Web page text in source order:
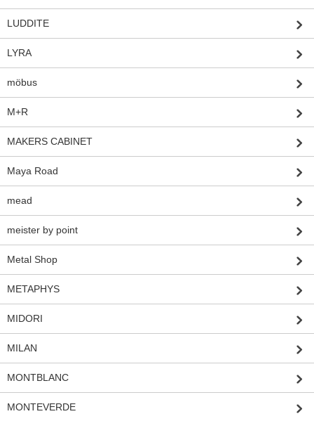
LUDDITE
LYRA
möbus
M+R
MAKERS CABINET
Maya Road
mead
meister by point
Metal Shop
METAPHYS
MIDORI
MILAN
MONTBLANC
MONTEVERDE